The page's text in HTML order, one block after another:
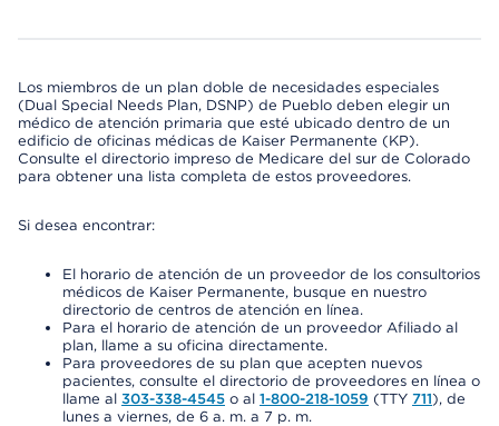
Los miembros de un plan doble de necesidades especiales
(Dual Special Needs Plan, DSNP) de Pueblo deben elegir un
médico de atención primaria que esté ubicado dentro de un
edificio de oficinas médicas de Kaiser Permanente (KP).
Consulte el directorio impreso de Medicare del sur de Colorado
para obtener una lista completa de estos proveedores.
Si desea encontrar:
El horario de atención de un proveedor de los consultorios
médicos de Kaiser Permanente, busque en nuestro
directorio de centros de atención en línea.
Para el horario de atención de un proveedor Afiliado al
plan, llame a su oficina directamente.
Para proveedores de su plan que acepten nuevos
pacientes, consulte el directorio de proveedores en línea o
llame al 303-338-4545 o al 1-800-218-1059 (TTY 711), de
lunes a viernes, de 6 a. m. a 7 p. m.